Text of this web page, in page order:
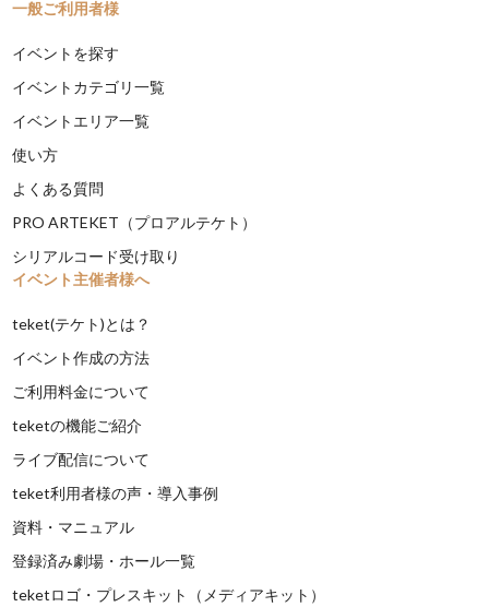
一般ご利用者様
イベントを探す
イベントカテゴリ一覧
イベントエリア一覧
使い方
よくある質問
PRO ARTEKET（プロアルテケト）
シリアルコード受け取り
イベント主催者様へ
teket(テケト)とは？
イベント作成の方法
ご利用料金について
teketの機能ご紹介
ライブ配信について
teket利用者様の声・導入事例
資料・マニュアル
登録済み劇場・ホール一覧
teketロゴ・プレスキット（メディアキット）